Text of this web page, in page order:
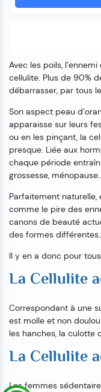
Avec les poils,
cellulite. Plus de 90%
débarrasser, par tous
Son aspect peau
apparaisse sur leurs
ou en les pinçant, la
presque. Liée aux
chaque période
grossesse,
Parfaitement
comme le pire des
canons de beauté
des formes
Il y en a donc pour
La Cellulite
Correspondant à une
est molle et non
les hanches, la culotte
La Cellulite
Les femmes